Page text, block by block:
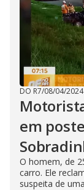
DO R7/08/04/2024
em
O homem, de
carro. Ele
suspeita de